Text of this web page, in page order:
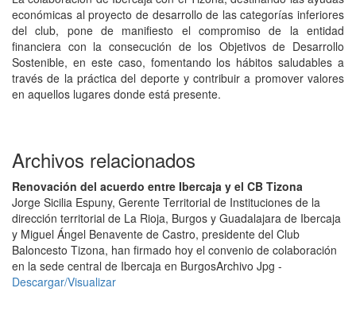
económicas al proyecto de desarrollo de las categorías inferiores
del club, pone de manifiesto el compromiso de la entidad
financiera con la consecución de los Objetivos de Desarrollo
Sostenible, en este caso, fomentando los hábitos saludables a
través de la práctica del deporte y contribuir a promover valores
en aquellos lugares donde está presente.
Archivos relacionados
Renovación del acuerdo entre Ibercaja y el CB Tizona
Jorge Sicilia Espuny, Gerente Territorial de Instituciones de la
dirección territorial de La Rioja, Burgos y Guadalajara de Ibercaja
y Miguel Ángel Benavente de Castro, presidente del Club
Baloncesto Tizona, han firmado hoy el convenio de colaboración
en la sede central de Ibercaja en BurgosArchivo Jpg -
Descargar/Visualizar